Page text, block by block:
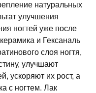
натуральных
улучшения
ногтей уже после
и Гексаналь
слоя ногтя,
улучшают
ускоряют их рост, а
с ногтем. Лак